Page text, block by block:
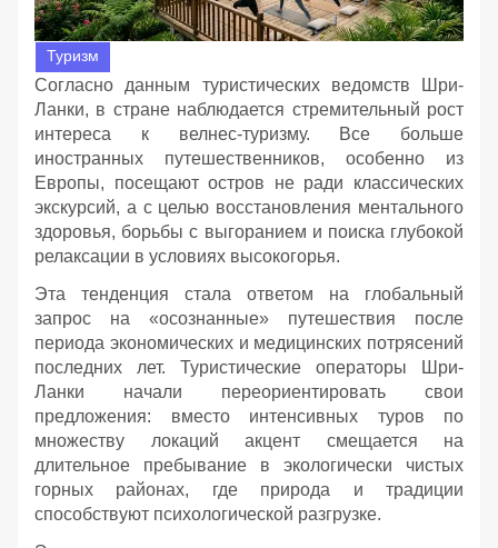
Туризм
Согласно данным туристических ведомств Шри-
Ланки, в стране наблюдается стремительный рост
интереса к велнес-туризму. Все больше
иностранных путешественников, особенно из
Европы, посещают остров не ради классических
экскурсий, а с целью восстановления ментального
здоровья, борьбы с выгоранием и поиска глубокой
релаксации в условиях высокогорья.
Эта тенденция стала ответом на глобальный
запрос на «осознанные» путешествия после
периода экономических и медицинских потрясений
последних лет. Туристические операторы Шри-
Ланки начали переориентировать свои
предложения: вместо интенсивных туров по
множеству локаций акцент смещается на
длительное пребывание в экологически чистых
горных районах, где природа и традиции
способствуют психологической разгрузке.